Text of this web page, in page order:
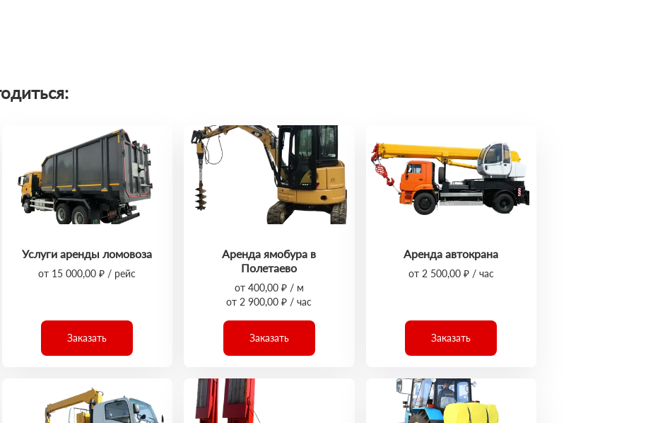
Услуги аренды ломовоза
от 15 000,00 ₽ / рейс
Заказать
Аренда ямобура в
Полетаево
от 400,00 ₽ / м
от 2 900,00 ₽ / час
Заказать
Аренда автокрана
от 2 500,00 ₽ / час
Заказать